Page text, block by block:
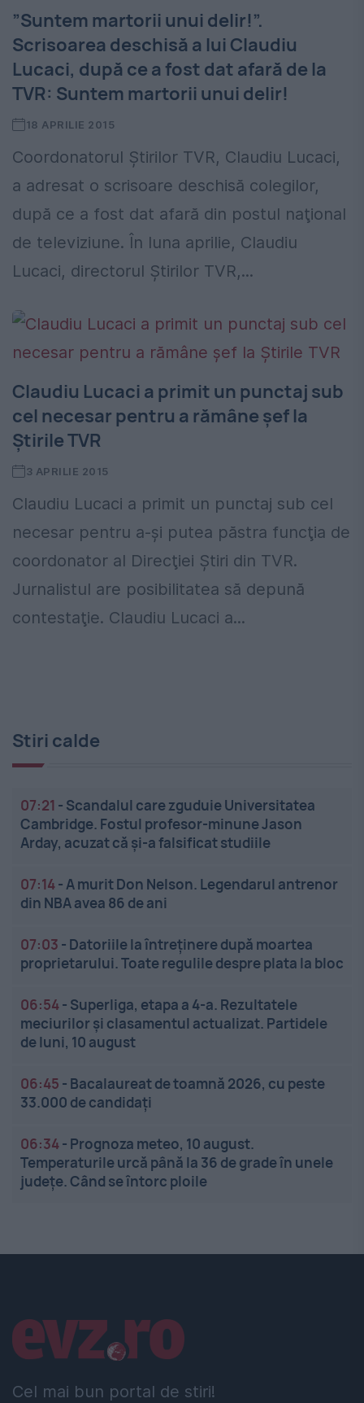
”Suntem martorii unui delir!”.
Scrisoarea deschisă a lui Claudiu
Lucaci, după ce a fost dat afară de la
TVR: Suntem martorii unui delir!
18 APRILIE 2015
Coordonatorul Știrilor TVR, Claudiu Lucaci,
a adresat o scrisoare deschisă colegilor,
după ce a fost dat afară din postul naţional
de televiziune. În luna aprilie, Claudiu
Lucaci, directorul Ştirilor TVR,...
Claudiu Lucaci a primit un punctaj sub
cel necesar pentru a rămâne şef la
Ştirile TVR
3 APRILIE 2015
Claudiu Lucaci a primit un punctaj sub cel
necesar pentru a-şi putea păstra funcţia de
coordonator al Direcţiei Ştiri din TVR.
Jurnalistul are posibilitatea să depună
contestaţie. Claudiu Lucaci a...
Stiri calde
07:21 - Scandalul care zguduie Universitatea
Cambridge. Fostul profesor-minune Jason
Arday, acuzat că și-a falsificat studiile
07:14-A murit Don Nelson. Legendarul antrenor
din NBA avea 86 de ani
07:03 - Datoriile la întreținere după moartea
proprietarului. Toate regulile despre plata la bloc
06:54- Superliga, etapa a 4-a. Rezultatele
meciurilor și clasamentul actualizat. Partidele
de luni, 10 august
06:45 - Bacalaureat de toamnă 2026, cu peste
33.000 de candidați
06:34- Prognoza meteo, 10 august.
Temperaturile urcă până la 36 de grade în unele
județe. Când se întorc ploile
Cel mai bun portal de stiri!
Linkuri utile